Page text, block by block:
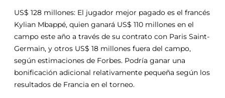
US$ 128 millones: El jugador mejor pagado es el francés
Kylian Mbappé, quien ganará US$ 110 millones en el
campo este año a través de su contrato con Paris Saint-
Germain, y otros US$ 18 millones fuera del campo,
según estimaciones de Forbes. Podría ganar una
bonificación adicional relativamente pequeña según los
resultados de Francia en el torneo.